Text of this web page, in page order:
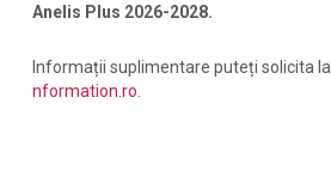
Anelis Plus 2026-2028.
Informații suplimentare puteți solicita la
nformation.ro